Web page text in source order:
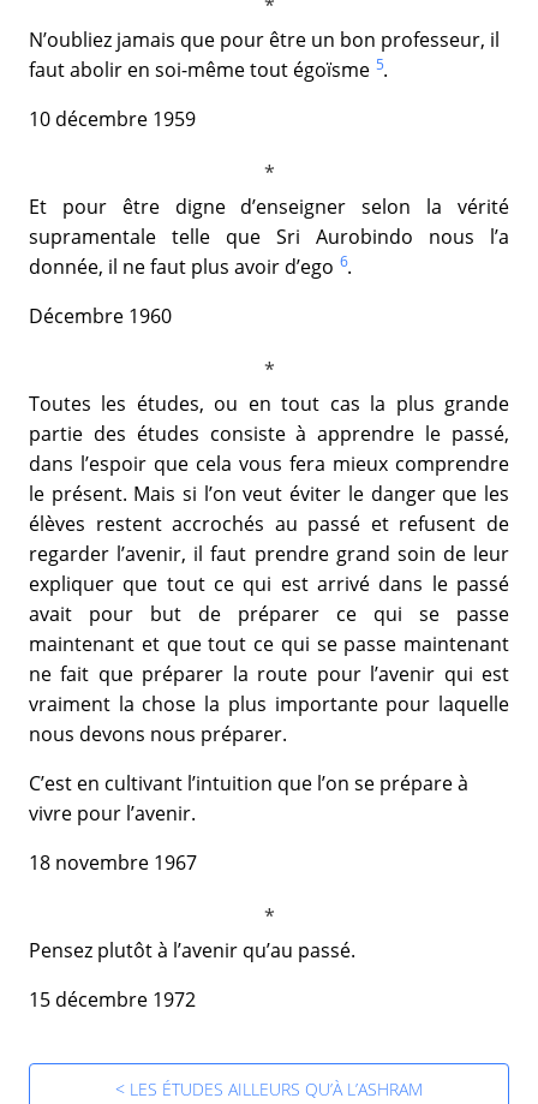
N’oubliez jamais que pour être un bon professeur, il
faut abolir en soi-même tout égoïsme 5.
10 décembre 1959
Et pour être digne d’enseigner selon la vérité
supramentale telle que Sri Aurobindo nous l’a
donnée, il ne faut plus avoir d’ego 6.
Décembre 1960
Toutes les études, ou en tout cas la plus grande
partie des études consiste à apprendre le passé,
dans l’espoir que cela vous fera mieux comprendre
le présent. Mais si l’on veut éviter le danger que les
élèves restent accrochés au passé et refusent de
regarder l’avenir, il faut prendre grand soin de leur
expliquer que tout ce qui est arrivé dans le passé
avait pour but de préparer ce qui se passe
maintenant et que tout ce qui se passe maintenant
ne fait que préparer la route pour l’avenir qui est
vraiment la chose la plus importante pour laquelle
nous devons nous préparer.
C’est en cultivant l’intuition que l’on se prépare à
vivre pour l’avenir.
18 novembre 1967
Pensez plutôt à l’avenir qu’au passé.
15 décembre 1972
< LES ÉTUDES AILLEURS QU’À L’ASHRAM